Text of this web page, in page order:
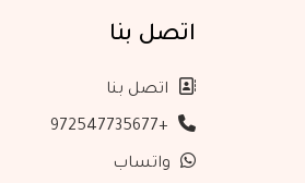
اتصل بنا
اتصل بنا
+972547735677
واتساب